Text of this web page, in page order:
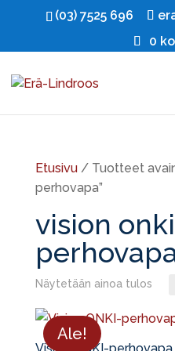
(03) 7525 696
0
Etusivu/ Tuotteet
perhovapa”
vision onki
Näytetään ainoa tulos
Ale!